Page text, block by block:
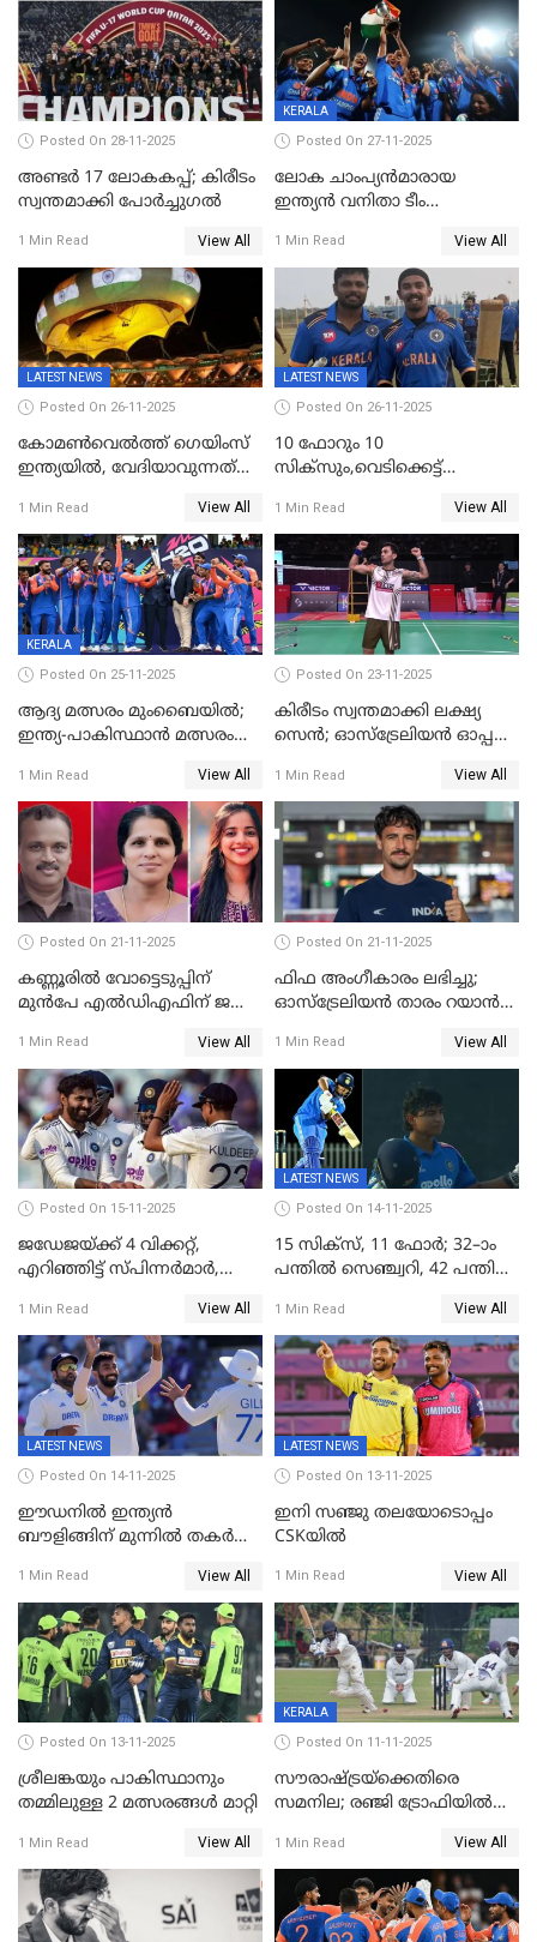
Posted On 28-11-2025
അണ്ടര്‍ 17 ലോകകപ്പ്; കിരീടം
സ്വന്തമാക്കി പോര്‍ച്ചുഗല്‍
1 Min Read View All
KERALA
Posted On 27-11-2025
ലോക ചാംപ്യൻമാരായ
ഇന്ത്യൻ വനിതാ ടീം
മത്സരങ്ങൾ ​ഗ്രീൻഫീൽഡിൽ
1 Min Read View All
LATEST NEWS
Posted On 26-11-2025
കോമൺവെൽത്ത് ഗെയിംസ്
ഇന്ത്യയിൽ, വേദിയാവുന്നത്
1 Min Read View All
LATEST NEWS
Posted On 26-11-2025
10 ഫോറും 10
സിക്‌സും,വെടിക്കെട്ട്
അര്‍ധ സെഞ്ചുറിയുമായി
സഞ്ജു; ഒഡിഷയെ 10
വിക്കറ്റിന് തകര്‍ത്ത് കേരളം
1 Min Read View All
KERALA
Posted On 25-11-2025
ആദ്യ മത്സരം മുംബൈയിൽ;
ഇന്ത്യ-പാകിസ്ഥാൻ മത്സരം
ലോകകപ്പിന്‍റെ മത്സരക്രമം
പ്രഖ്യാപിച്ചു
1 Min Read View All
Posted On 23-11-2025
കിരീടം സ്വന്തമാക്കി ലക്ഷ്യ
സെന്‍; ഓസ്ട്രേലിയന്‍ ഓപ്പണ്‍
1 Min Read View All
Posted On 21-11-2025
കണ്ണൂരിൽ വോട്ടെടുപ്പിന്
മുൻപേ എൽഡിഎഫിന് ജയം;
സ്ഥാനാർഥികളില്ല
1 Min Read View All
Posted On 21-11-2025
ഫിഫ അംഗീകാരം ലഭിച്ചു;
ഓസ്‌ട്രേലിയന്‍ താരം റയാന്‍
നീലക്കുപ്പായത്തില്‍ കളിക്കാം
1 Min Read View All
Posted On 15-11-2025
ജഡേജയ്ക്ക് 4 വിക്കറ്റ്,
എറിഞ്ഞിട്ട് സ്പിന്നർമാർ,
പ്രോട്ടീസ്
1 Min Read View All
LATEST NEWS
Posted On 14-11-2025
15 സിക്സ്, 11 ഫോർ; 32–ാം
പന്തിൽ സെഞ്ച്വറി, 42 പന്തിൽ
1 Min Read View All
LATEST NEWS
Posted On 14-11-2025
ഈഡനിൽ ഇന്ത്യൻ
ബൗളിങ്ങിന് മുന്നിൽ തകർന്ന്
പുറത്ത്; ബുമ്രയ്ക്ക് അഞ്ച്
വിക്കറ്റ്
1 Min Read View All
LATEST NEWS
Posted On 13-11-2025
ഇനി സഞ്ജു തലയോടൊപ്പം
CSKയിൽ
1 Min Read View All
Posted On 13-11-2025
ശ്രീലങ്കയും പാകിസ്ഥാനും
തമ്മിലുള്ള 2 മത്സരങ്ങള്‍ മാറ്റി
1 Min Read View All
KERALA
Posted On 11-11-2025
സൗരാഷ്ട്രയ്‌ക്കെതിരെ
സമനില; രഞ്ജി ട്രോഫിയിൽ
1 Min Read View All